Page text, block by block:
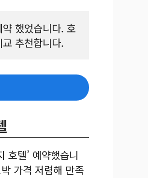
했었습니다. 호
추천합니다.
호텔’ 예약했습니
가격 저렴해 만족